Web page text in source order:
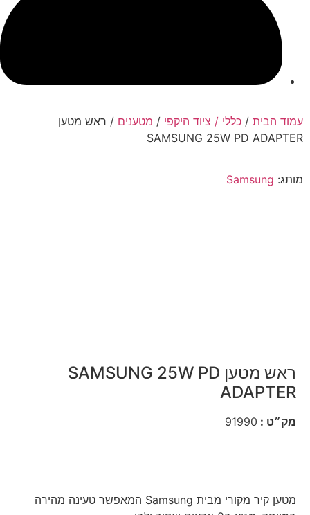
עמוד הבית / כללי / ציוד היקפי / מטענים / ראש מטען
SAMSUNG 25W PD ADAPTER
מותג: Samsung
ראש מטען SAMSUNG 25W PD
ADAPTER
מק״ט : 91990
מטען קיר מקורי מבית Samsung המאפשר טעינה מהירה